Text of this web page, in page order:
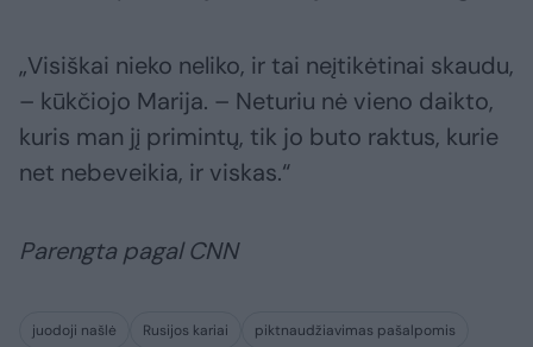
„Visiškai nieko neliko, ir tai neįtikėtinai skaudu,
– kūkčiojo Marija. – Neturiu nė vieno daikto,
kuris man jį primintų, tik jo buto raktus, kurie
net nebeveikia, ir viskas.“
Parengta pagal CNN
juodoji našlė Rusijos kariai
piktnaudžiavimas pašalpomis